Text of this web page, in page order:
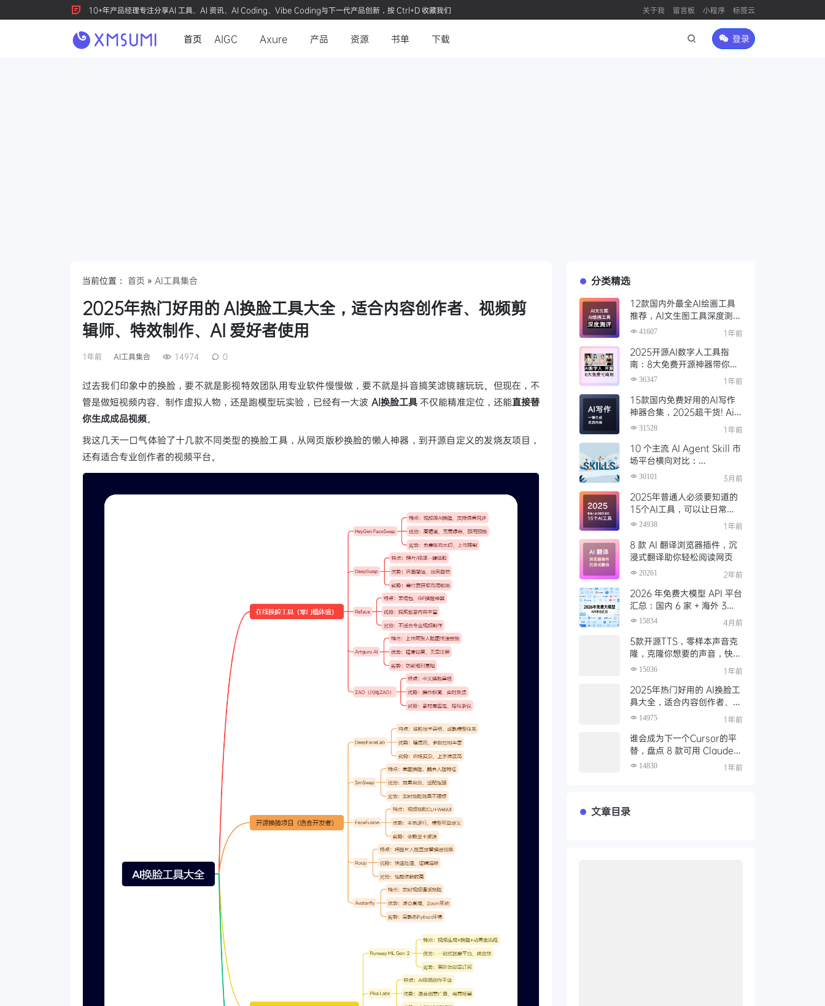
10+年产品经理专注分享AI 工具、AI 资讯、AI Coding、Vibe Coding与下一代产品创新，按 Ctrl+D 收藏我们 关于我 留言板 小程序 标签云
首页 AIGC Axure 产品 资源 书单 下载 登录
当前位置： 首页 » AI工具集合
2025年热门好用的 AI换脸工具大全，适合内容创作者、视频剪
辑师、特效制作、AI 爱好者使用
1年前 AI工具集合 14974 0
过去我们印象中的换脸，要不就是影视特效团队用专业软件慢慢做，要不就是抖音搞笑滤镜瞎玩玩。但现在，不
管是做短视频内容、制作虚拟人物，还是跑模型玩实验，已经有一大波 AI换脸工具不仅能精准定位，还能直接替
你生成成品视频。
我这几天一口气体验了十几款不同类型的换脸工具，从网页版秒换脸的懒人神器，到开源自定义的发烧友项目，
还有适合专业创作者的视频平台。
分类精选
12款国内外最全AI绘画工具
推荐，AI文生图工具深度测评
与场景化对比
41607 1年前
2025开源AI数字人工具指
南：8大免费开源神器带你免
费解锁可商用的AI数字人
36347 1年前
15款国内免费好用的AI写作
神器合集，2025超干货! Ai
写作工具推荐，支持论文长文
31528 1年前
10 个主流 AI Agent Skill 市
场平台横向对比：
Clawhub、Skillsmp、
30101 3月前
2025年普通人必须要知道的
15个AI工具，可以让日常工
作效率大幅度提升
24938 1年前
8 款 AI 翻译浏览器插件，沉
浸式翻译助你轻松阅读网页
20261 2年前
2026 年免费大模型 API 平台
汇总：国内 6 家 + 海外 3
家，零成本调用顶级模型
15834 4月前
5款开源TTS，零样本声音克
隆，克隆你想要的声音，快速
本地部署（含一键包下载）
15036 1年前
2025年热门好用的 AI换脸工
具大全，适合内容创作者、视
频剪辑师、特效制作、AI 爱
14975 1年前
谁会成为下一个Cursor的平
替，盘点 8 款可用 Claude 4
的AI编程工具
14830 1年前
文章目录